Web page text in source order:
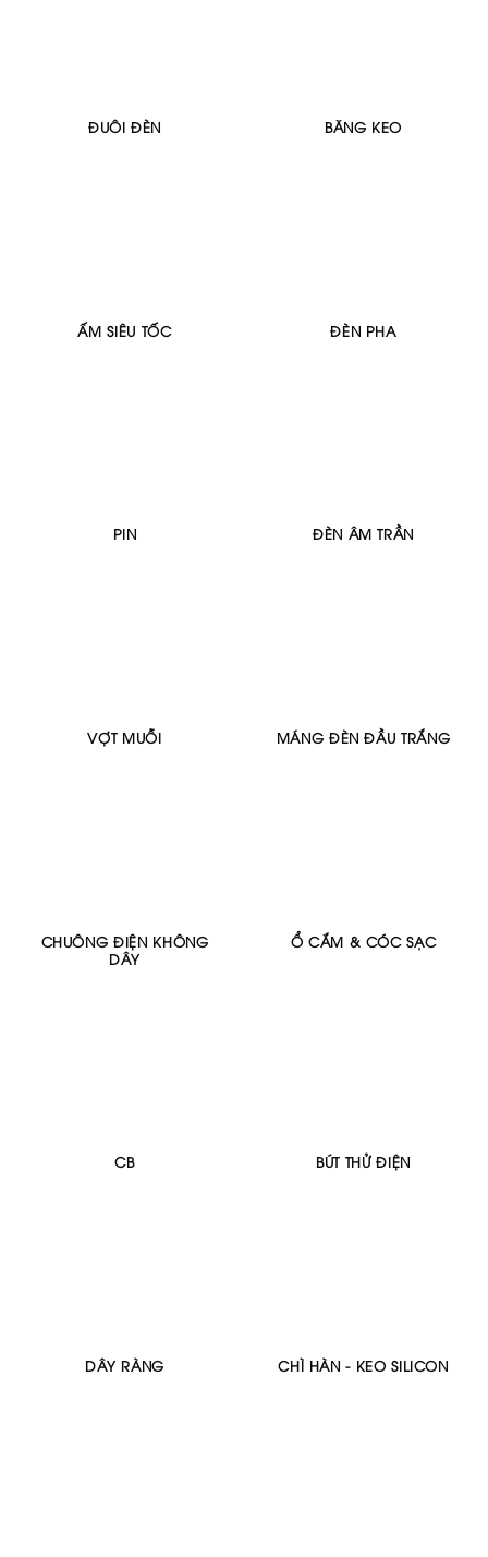
ĐUÔI ĐÈN BĂNG KEO
ẤM SIÊU TỐC ĐÈN PHA
PIN ĐÈN ÂM TRẦN
VỢT MUỖI MÁNG ĐÈN ĐẦU TRẮNG
CHUÔNG ĐIỆN KHÔNG
DÂY
Ổ CẮM & CÓC SẠC
CB BÚT THỬ ĐIỆN
DÂY RÀNG CHÌ HÀN - KEO SILICON